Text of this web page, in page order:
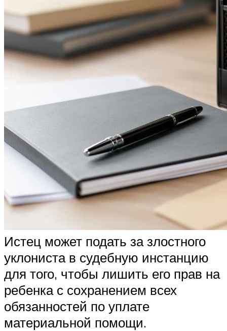
Истец может подать за злостного
уклониста в судебную инстанцию
для того, чтобы лишить его прав на
ребенка с сохранением всех
обязанностей по уплате
материальной помощи.